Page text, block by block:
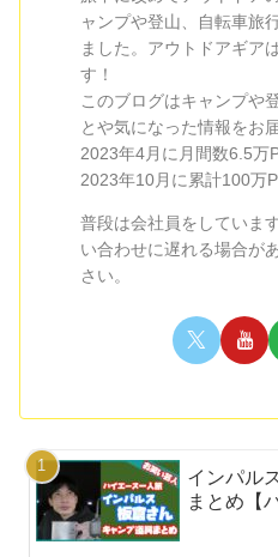
ャンプや登山、自転車旅
ました。アウトドアギア
す！
このブログはキャンプや
とや気になった情報をお
2023年4月に月間数6.5万
2023年10月に累計100万
普段は会社員をしていま
い合わせに遅れる場合が
さい。
インパル
まとめ【